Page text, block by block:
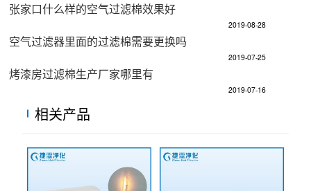
张家口什么样的空气过滤棉效果好
2019-08-28
空气过滤器里面的过滤棉需要更换吗
2019-07-25
烤漆房过滤棉生产厂家哪里有
2019-07-16
相关产品